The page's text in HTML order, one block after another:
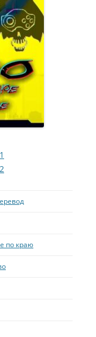
по краю